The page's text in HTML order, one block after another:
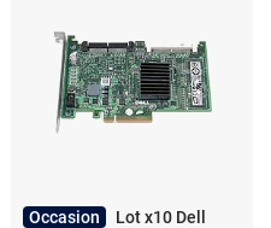
Occasion
Lot x10 Dell